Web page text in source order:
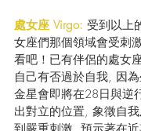
處女座 Virgo: 受到以上
女座們那個領域會受刺
看吧！已有伴侶的處女
自己有否過於自我, 因
金星會即將在28日與逆
出對立的位置, 象徵自